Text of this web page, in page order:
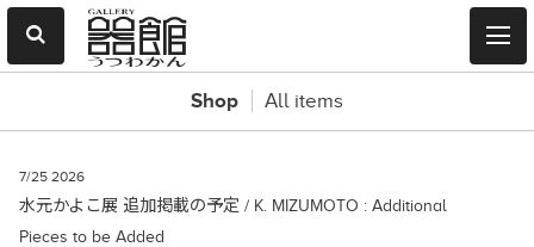
Shop All items
7/25 2026
水元かよこ展 追加掲載の予定 / K. MIZUMOTO : Additional
Pieces to be Added